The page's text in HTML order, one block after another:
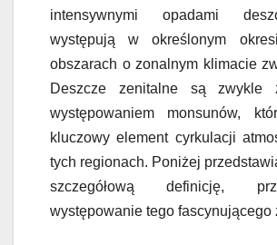
intensywnymi opadami
występują w określonym
obszarach o zonalnym klimacie
Deszcze zenitalne są zwykle
występowaniem monsunów,
kluczowy element cyrkulacji
tych regionach. Poniżej
szczegółową definicję,
występowanie tego fascynującego